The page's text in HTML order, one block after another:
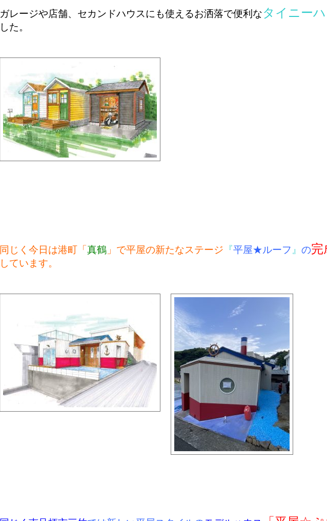
ガレージや店舗、セカンドハウスにも使えるお洒落で便利なタイニー
した。
同じく今日は港町「真鶴 」で平屋の新たなステージ 『平屋★ルーフ 』 の完
しています。